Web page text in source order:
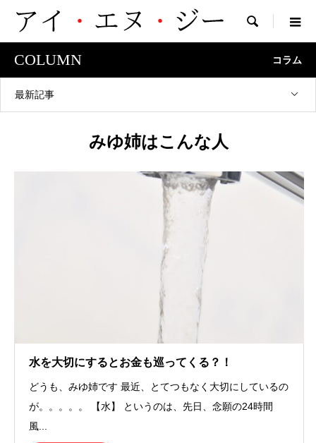

COLUMN コラム
最新記事
みゆ姉はこんな人
水を大切にするとお金も巡ってくる？！
どうも、みゆ姉です 最近、とてつもなく大切にしているの
が。。。。。 【水】 というのは、先日、念願の24時間
風...